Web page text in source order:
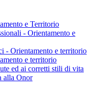
e Territorio
- Orientamento e
- Orientamento e territorio
e territorio
ed ai corretti stili di vita
alla Onor